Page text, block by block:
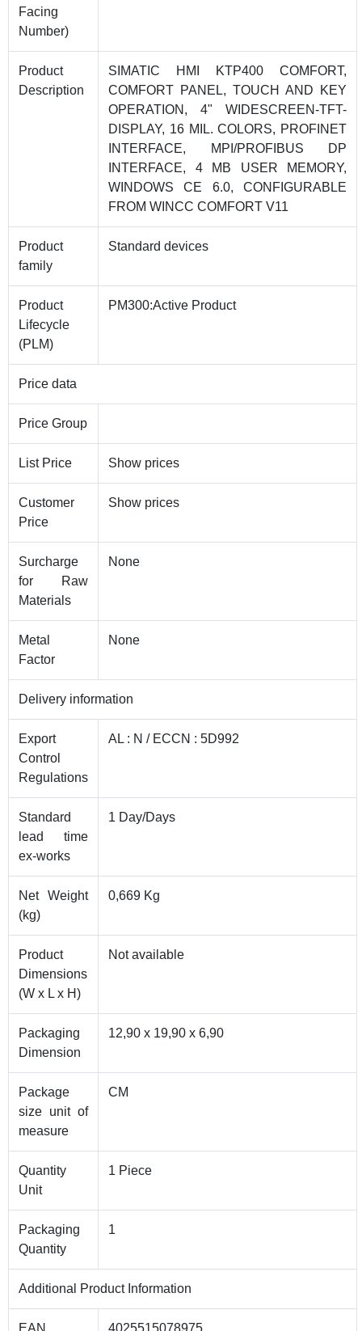
Facing
Number)
Product
Description
SIMATIC HMI KTP400 COMFORT,
COMFORT PANEL, TOUCH AND KEY
OPERATION, 4" WIDESCREEN-TFT-
DISPLAY, 16 MIL. COLORS, PROFINET
INTERFACE, MPI/PROFIBUS DP
INTERFACE, 4 MB USER MEMORY,
WINDOWS CE 6.0, CONFIGURABLE
FROM WINCC COMFORT V11
Product
family
Standard devices
Product
Lifecycle
(PLM)
PM300:Active Product
Price data
Price Group
List Price Show prices
Customer
Price
Show prices
Surcharge
for Raw
Materials
None
Metal
Factor
None
Delivery information
Export
Control
Regulations
AL : N / ECCN : 5D992
Standard
lead time
ex-works
1 Day/Days
Net Weight
(kg)
0,669 Kg
Product
Dimensions
(W x L x H)
Not available
Packaging
Dimension
12,90 x 19,90 x 6,90
Package
size unit of
measure
CM
Quantity
Unit
1 Piece
Packaging
Quantity
1
Additional Product Information
EAN 4025515078975